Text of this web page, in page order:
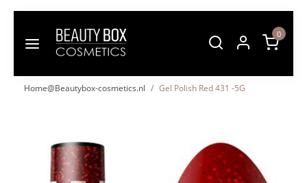
0
Home@Beautybox-cosmetics.nl Gel Polish Red 431 -5G